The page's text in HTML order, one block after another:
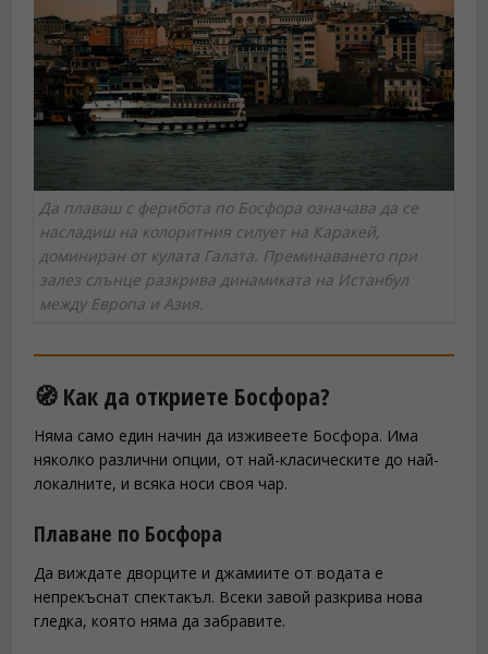
Да плаваш с ферибота по Босфора означава да се
насладиш на колоритния силует на Каракей,
доминиран от кулата Галата. Преминаването при
залез слънце разкрива динамиката на Истанбул
между Европа и Азия.
🧭 Как да откриете Босфора?
Няма само един начин да изживеете Босфора. Има
няколко различни опции, от най-класическите до най-
локалните, и всяка носи своя чар.
Плаване по Босфора
Да виждате дворците и джамиите от водата е
непрекъснат спектакъл. Всеки завой разкрива нова
гледка, която няма да забравите.